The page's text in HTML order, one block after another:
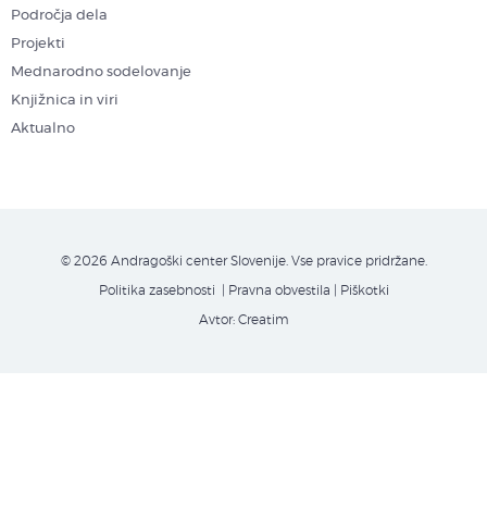
Področja dela
Projekti
Mednarodno sodelovanje
Knjižnica in viri
Aktualno
© 2026 Andragoški center Slovenije. Vse pravice pridržane.
Politika zasebnosti | Pravna obvestila Piškotki
Avtor: Creatim